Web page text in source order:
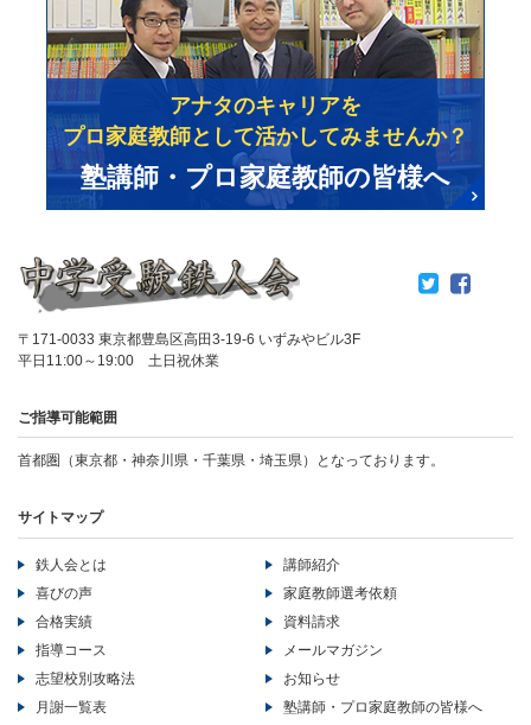
〒171-0033 東京都豊島区高田3-19-6 いずみやビル3F
平日11:00～19:00 土日祝休業
ご指導可能範囲
首都圏（東京都・神奈川県・千葉県・埼玉県）となっております。
サイトマップ
鉄人会とは
喜びの声
合格実績
指導コース
志望校別攻略法
月謝一覧表
講師紹介
家庭教師選考依頼
資料請求
メールマガジン
お知らせ
塾講師・プロ家庭教師の皆様へ
アナタのキャリアを
プロ家庭教師として活かしてみませんか？
塾講師・プロ家庭教師の皆様へ